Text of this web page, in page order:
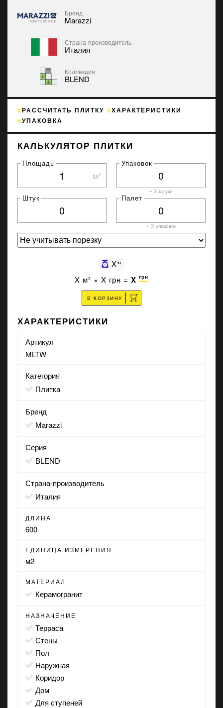
Бренд
Marazzi
Страна-производитель
Италия
Коллекция
BLEND
РАССЧИТАТЬ ПЛИТКУ
ХАРАКТЕРИСТИКИ
УПАКОВКА
КАЛЬКУЛЯТОР ПЛИТКИ
Площадь
м²
Упаковок
+ X штуки
Штук Палет
+ X упаковок
Xкг
X м² × X грн = X грн
В КОРЗИНУ
ХАРАКТЕРИСТИКИ
Артикул
MLTW
Категория
Плитка
Бренд
Marazzi
Серия
BLEND
Страна-производитель
Италия
ДЛИНА
600
ЕДИНИЦА ИЗМЕРЕНИЯ
м2
МАТЕРИАЛ
Керамогранит
НАЗНАЧЕНИЕ
терраса
стены
пол
наружная
коридор
дом
для ступеней